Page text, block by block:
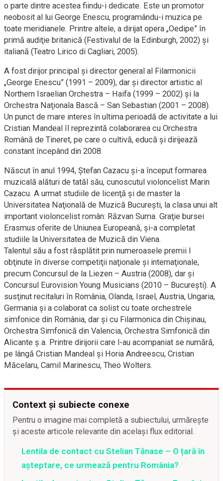
o parte dintre acestea fiindu-i dedicate. Este un promotor
neobosit al lui George Enescu, programându-i muzica pe
toate meridianele. Printre altele, a dirijat opera „Oedipe” în
primă audiţie britanică (Festivalul de la Edinburgh, 2002) şi
italiană (Teatro Lirico di Cagliari, 2005).
A fost dirijor principal şi director general al Filarmonicii
„George Enescu” (1991 – 2009), dar şi director artistic al
Northern Israelian Orchestra – Haifa (1999 – 2002) şi la
Orchestra Naţionala Bască – San Sebastian (2001 – 2008).
Un punct de mare interes în ultima perioadă de activitate a lui
Cristian Mandeal îl reprezintă colaborarea cu Orchestra
Română de Tineret, pe care o cultivă, educă şi dirijează
constant începând din 2008.
Născut în anul 1994, Ştefan Cazacu şi-a început formarea
muzicală alături de tatăl său, cunoscutul violoncelist Marin
Cazacu. A urmat studiile de licenţă şi de master la
Universitatea Naţională de Muzică Bucureşti, la clasa unui alt
important violoncelist român: Răzvan Suma. Graţie bursei
Erasmus oferite de Uniunea Europeană, şi-a completat
studiile la Universitatea de Muzică din Viena.
Talentul său a fost răsplătit prin numeroasele premii I
obţinute în diverse competiţii naţionale şi internaţionale,
precum Concursul de la Liezen – Austria (2008), dar şi
Concursul Eurovision Young Musicians (2010 – Bucureşti). A
susţinut recitaluri în România, Olanda, Israel, Austria, Ungaria,
Germania şi a colaborat ca solist cu toate orchestrele
simfonice din România, dar şi cu Filarmonica din Chişinau,
Orchestra Simfonică din Valencia, Orchestra Simfonică din
Alicante ş.a. Printre dirijorii care l-au acompaniat se numără,
pe lângă Cristian Mandeal şi Horia Andreescu, Cristian
Măcelaru, Camil Marinescu, Theo Wolters.
Context și subiecte conexe
Pentru o imagine mai completă a subiectului, urmărește
și aceste articole relevante din același flux editorial.
Lentila de contact cu Stelian Tănase – O țară în
așteptare, ce urmează pentru România?